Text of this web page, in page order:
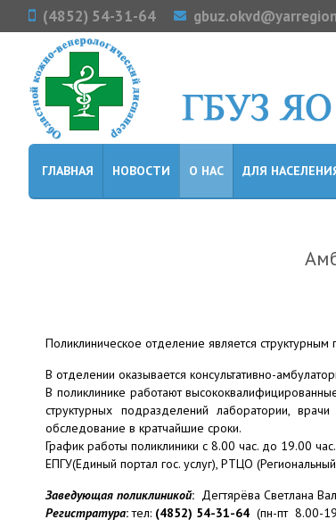
(4852) 54-31-64
ГЛАВНАЯ НОВОСТИ О НАС ДЛЯ
Поликлиническое отделение является
В отделении оказывается консультативно-
В поликлинике работают
структурных подразделений лаборатории,
обследование в кратчайшие сроки.
График работы поликлиники с 8.00 час. до 19.00
ЕПГУ(Единый портал гос. услуг), РТЦО
Заведующая поликлиникой: Дегтярёва Светлана
Регистратура:тел: (4852) 54-31-64 (пн-пт 8.00-